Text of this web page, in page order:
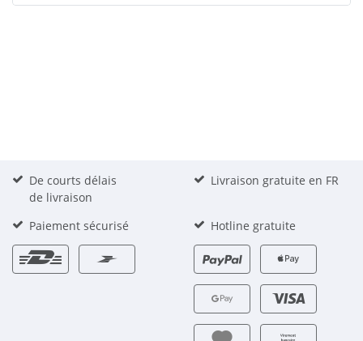
De courts délais
de livraison
Livraison gratuite en FR
Paiement sécurisé Hotline gratuite